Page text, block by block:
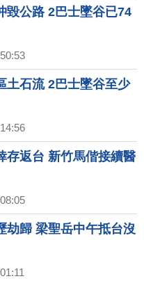
毀公路 2巴士墜谷已74
土石流 2巴士墜谷至少
存返台 新竹馬偕接續醫
劫歸 梁聖岳中午抵台沒